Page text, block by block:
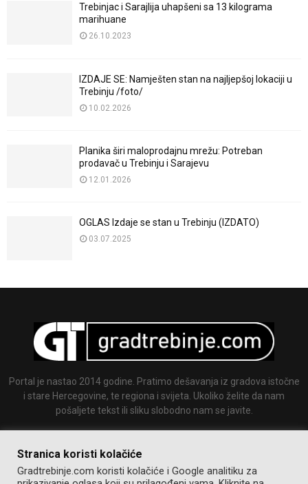
Trebinjac i Sarajlija uhapšeni sa 13 kilograma
marihuane
26.10.2023
IZDAJE SE: Namješten stan na najljepšoj lokaciji u
Trebinju /foto/
10.02.2026
Planika širi maloprodajnu mrežu: Potreban
prodavač u Trebinju i Sarajevu
12.01.2026
OGLAS Izdaje se stan u Trebinju (IZDATO)
03.07.2025
Portal je nastao 2014 godine. Pratimo dešavanja iz gradova istočne
i stare Hercegovine, te regiona i svijeta. Ukoliko želite da nam
pošaljete tekst ili sliku slobodno nam se javite.
Stranica koristi kolačiće
Gradtrebinje.com koristi kolačiće i Google analitiku za